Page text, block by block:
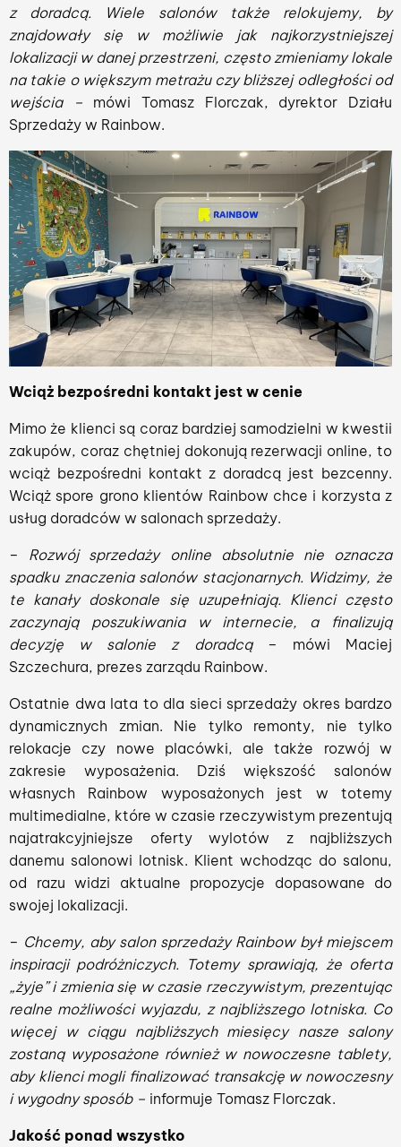
z doradcą.
Wiele salonów także relokujemy, by
znajdowały się w możliwie jak najkorzystniejszej
lokalizacji w danej przestrzeni, często zmieniamy lokale
na takie o większym metrażu czy bliższej odległości od
wejścia – mówi Tomasz Florczak, dyrektor Działu
Sprzedaży w Rainbow.
Wciąż bezpośredni kontakt jest w cenie
Mimo że klienci są coraz bardziej samodzielni w kwestii
zakupów, coraz chętniej dokonują rezerwacji online, to
wciąż bezpośredni kontakt z doradcą jest bezcenny.
Wciąż spore grono klientów Rainbow chce i korzysta z
usług doradców w salonach sprzedaży.
– Rozwój sprzedaży online absolutnie nie oznacza
spadku znaczenia salonów stacjonarnych. Widzimy, że
te kanały doskonale się uzupełniają. Klienci często
zaczynają poszukiwania w internecie, a finalizują
decyzję w salonie z doradcą – mówi Maciej
Szczechura, prezes zarządu Rainbow.
Ostatnie dwa lata to dla sieci sprzedaży okres bardzo
dynamicznych zmian. Nie tylko remonty, nie tylko
relokacje czy nowe placówki, ale także rozwój w
zakresie wyposażenia. Dziś większość salonów
własnych Rainbow wyposażonych jest w totemy
multimedialne, które w czasie rzeczywistym prezentują
najatrakcyjniejsze oferty wylotów z najbliższych
danemu salonowi lotnisk. Klient wchodząc do salonu,
od razu widzi aktualne propozycje dopasowane do
swojej lokalizacji.
– Chcemy, aby salon sprzedaży Rainbow był miejscem
inspiracji podróżniczych. Totemy sprawiają, że oferta
„żyje” i zmienia się w czasie rzeczywistym, prezentując
realne możliwości wyjazdu, z najbliższego lotniska. Co
więcej w ciągu najbliższych miesięcy nasze salony
zostaną wyposażone również w nowoczesne tablety,
aby klienci mogli finalizować transakcję w nowoczesny
i wygodny sposób – informuje Tomasz Florczak.
Jakość ponad wszystko